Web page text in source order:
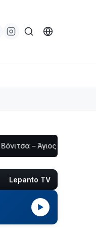
Νικόλαος |
Lepanto TV
▶